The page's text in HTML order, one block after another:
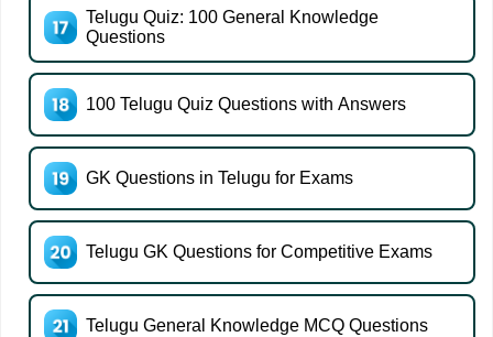
Telugu Quiz: 100 General Knowledge
Questions
100 Telugu Quiz Questions with Answers
GK Questions in Telugu for Exams
Telugu GK Questions for Competitive Exams
Telugu General Knowledge MCQ Questions